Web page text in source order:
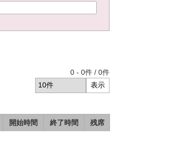
0 - 0件 / 0件
開始時間 終了時間 残席